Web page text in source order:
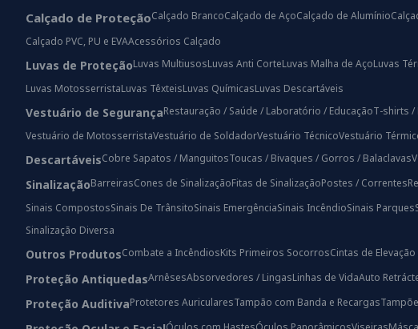
Calçado de ProteçãoCalçado BrancoCalçado de AçoCalçado de Alumínio
Calçado PVC, PU e EVAAcessórios Calçado
Luvas de ProteçãoLuvas MultiusosLuvas Anti CorteLuvas Malha de AçoLuvas
Luvas MotosserristaLuvas TêxteisLuvas QuímicasLuvas Descartáveis
Vestuário de SegurançaRestauração / Saúde / Laboratório / EducaçãoT-shirts /
Vestuário de MotosserristaVestuário de SoldadorVestuário TécnicoVestuário
DescartáveisCobre Sapatos / ManguitosToucas / Bivaques / Gorros / Balaclavas
SinalizaçãoBarreirasCones de SinalizaçãoFitas de SinalizaçãoPostes / Correntes
Sinais CompostosSinais De TrânsitoSinais EmergênciaSinais IncêndioSinais Parques
Sinalização Diversa
Outros ProdutosCombate a IncêndiosKits Primeiros SocorrosCintas de
Proteção AntiquedasArnêsesAbsorvedores / LingasLinhas de VidaAuto
Proteção AuditivaProtetores AuricularesTampão com Banda e Recargas